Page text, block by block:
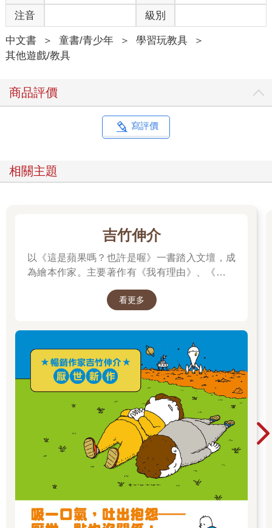
注音 級別
中文書 ＞ 童書/青少年 ＞ 學習玩教具
＞
其他遊戲/教具
商品評價
寫評價
相關主題
吉竹伸介
以《這是蘋果嗎？也許是喔》一書踏入文壇，成
為繪本作家。主要著作有《我有理由》、《脫不
集》，散文《胡思亂想很有用：吉竹伸介的靈感
經兒童出版文化獎美術獎、紐約時報最優秀繪本
獎、波隆那拉加茲童書獎特別獎，作品被翻譯成
多種語言，在許多國家出版。
看更多